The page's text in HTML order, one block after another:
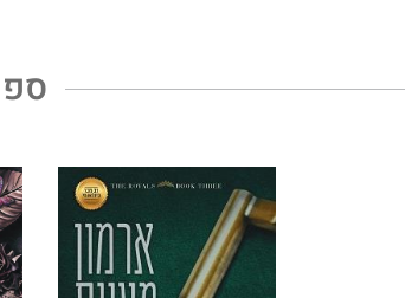
***
חוטאים אנונימיים
הוא
לאוהבים, שכבש בסערה
ברחבי העולם.